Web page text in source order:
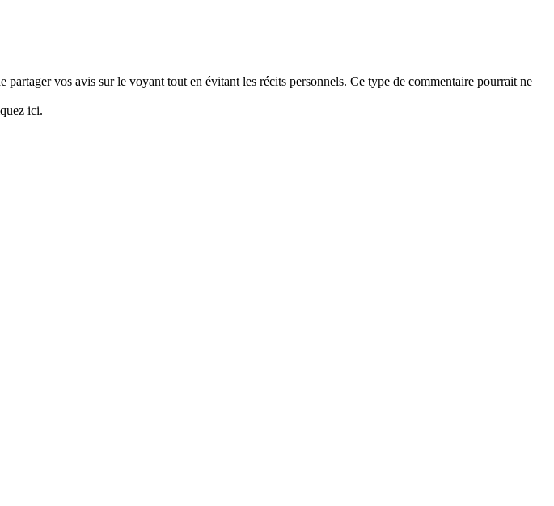
vos avis sur le voyant tout en évitant les récits personnels. Ce type de commentaire pourrait ne
ici.